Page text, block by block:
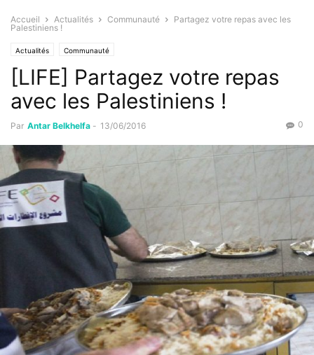
Accueil Actualités Communauté
Partagez votre repas avec les
Palestiniens !
Actualités Communauté
[LIFE] Partagez votre repas
avec les Palestiniens !
Par Antar Belkhelfa - 13/06/2016 0